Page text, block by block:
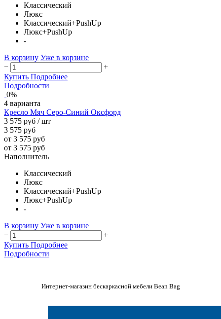
Классический
Люкс
Классический+PushUp
Люкс+PushUp
-
В корзину Уже в корзине
−
+
Купить Подробнее
Подробности
0%
4 варианта
Кресло Мяч Серо-Синий Оксфорд
3 575 руб / шт
3 575 руб
от 3 575 руб
от 3 575 руб
Наполнитель
Классический
Люкс
Классический+PushUp
Люкс+PushUp
-
В корзину Уже в корзине
−
+
Купить Подробнее
Подробности
Интернет-магазин бескаркасной мебели Bean Bag